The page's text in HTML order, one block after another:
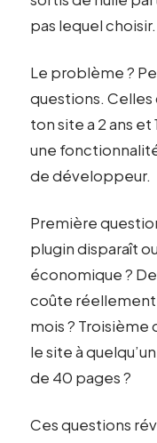
pas lequel choisir.
Le problème ?
questions.
ton site a 2 ans
une
de développeur.
Première
plugin disparaît
économique ?
coûte réellement
mois ?
le site à
de 40 pages ?
Ces questions